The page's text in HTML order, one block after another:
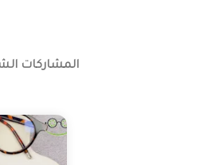
المشاركات